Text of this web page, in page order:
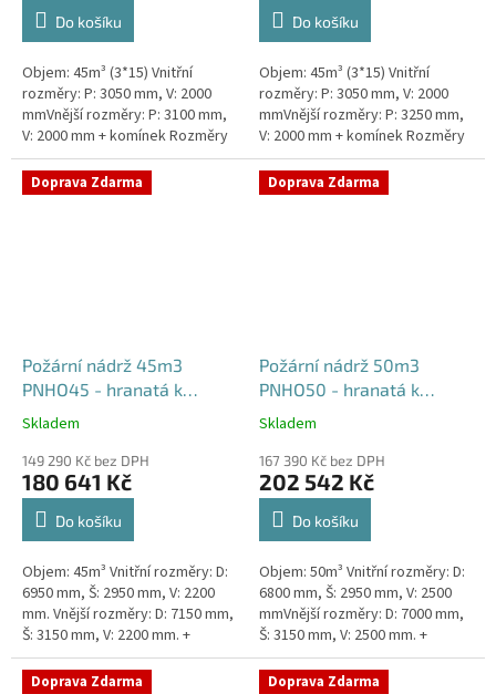
Do košíku
Objem: 45m³ (3*15) Vnitřní
rozměry: P: 3050 mm, V: 2000
mmVnější rozměry: P: 3100 mm,
V: 2000 mm + komínek Rozměry
nádrže možno jakkoliv upravit -
vyrobíme nádrž na...
Do košíku
Objem: 45m³ (3*15) Vnitřní
rozměry: P: 3050 mm, V: 2000
mmVnější rozměry: P: 3250 mm,
V: 2000 mm + komínek Rozměry
nádrže možno jakkoliv upravit -
vyrobíme nádrž na...
Doprava Zdarma
Požární nádrž 45m3
PNHO45 - hranatá k
obetonování
Průměrné
produktu
je
5,0
hvězdiček.
Skladem
149 290 Kč bez DPH
180 641 Kč
Do košíku
Objem: 45m³ Vnitřní rozměry: D:
6950 mm, Š: 2950 mm, V: 2200
mm. Vnější rozměry: D: 7150 mm,
Š: 3150 mm, V: 2200 mm. +
komínek Běžná doba dodání 2-3
týdny od objednávky....
Doprava Zdarma
Požární nádrž 50m3
PNHO50 - hranatá k
obetonování
Průměrné
produktu
je
5,0
hvězdiček.
Skladem
167 390 Kč bez DPH
202 542 Kč
Do košíku
Objem: 50m³ Vnitřní rozměry: D:
6800 mm, Š: 2950 mm, V: 2500
mmVnější rozměry: D: 7000 mm,
Š: 3150 mm, V: 2500 mm. +
komínek Běžná doba dodání 2-3
týdny od objednávky. Rozměry...
Doprava Zdarma Doprava Zdarma